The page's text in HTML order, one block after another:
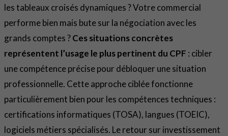
les tableaux croisés dynamiques ? Votre commercial
performe bien mais bute sur la négociation avec les
grands comptes ?Ces situations concrètes
représentent l’usage le plus pertinent du CPF : cibler
une compétence précise pour débloquer une situation
professionnelle. Cette approche ciblée fonctionne
particulièrement bien pour les compétences techniques :
certifications informatiques (TOSA), langues (TOEIC),
logiciels métiers spécialisés. Le retour sur investissement